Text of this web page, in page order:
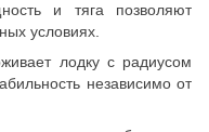
и тяга позволяют
условиях.
лодку с радиусом
независимо от